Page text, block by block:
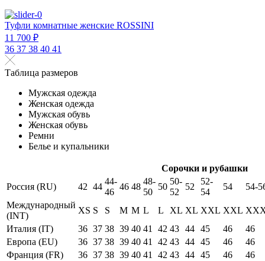
Туфли комнатные женские ROSSINI
11 700 ₽
36 37 38 40 41
Таблица размеров
Мужская одежда
Женская одежда
Мужская обувь
Женская обувь
Ремни
Белье и купальники
Сорочки и рубашки
Россия (RU)
42 44
44-
46
46 48
48-
50
50
50-
52
52
52-
54
54
54-
Международный
(INT)
XS S S M M L L XL XL XXL XXL
Италия (IT)
36 37 38 39 40 41 42 43 44 45 46
46
Европа (EU)
36 37 38 39 40 41 42 43 44 45 46
46
Франция (FR)
36 37 38 39 40 41 42 43 44 45 46
46